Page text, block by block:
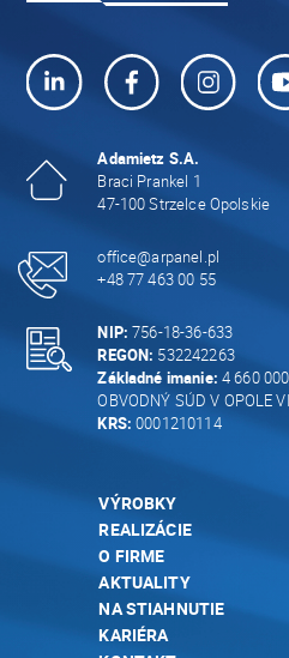
Adamietz S.A.
Braci Prankel 1
47-100 Strzelce Opolskie
office@arpanel.pl
+48 77 463 00 55
NIP: 756-18-36-633
REGON: 532242263
Základné imanie: 4 660
OBVODNÝ SÚD V OPOLE
KRS: 0001210114
VÝROBKY
REALIZÁCIE
O FIRME
AKTUALITY
NA STIAHNUTIE
KARIÉRA